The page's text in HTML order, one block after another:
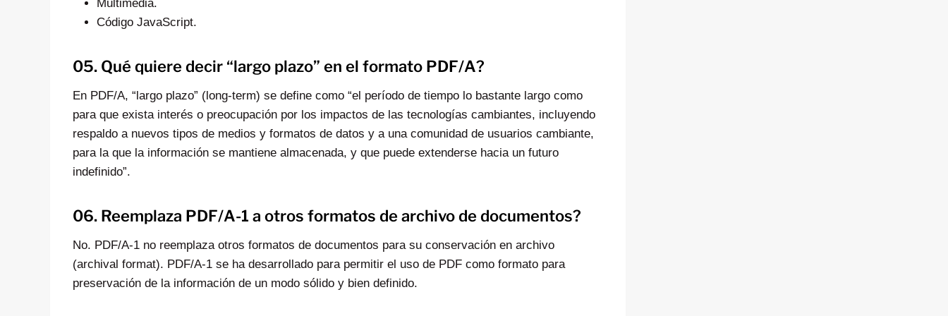
Multimedia.
Código JavaScript.
05. Qué quiere decir “largo plazo” en el formato PDF/A?
En PDF/A, “largo plazo” (long-term) se define como “el período de tiempo lo bastante largo como
para que exista interés o preocupación por los impactos de las tecnologías cambiantes, incluyendo
respaldo a nuevos tipos de medios y formatos de datos y a una comunidad de usuarios cambiante,
para la que la información se mantiene almacenada, y que puede extenderse hacia un futuro
indefinido”.
06. Reemplaza PDF/A-1 a otros formatos de archivo de documentos?
No. PDF/A-1 no reemplaza otros formatos de documentos para su conservación en archivo
(archival format). PDF/A-1 se ha desarrollado para permitir el uso de PDF como formato para
preservación de la información de un modo sólido y bien definido.